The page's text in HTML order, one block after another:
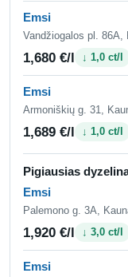
Emsi
Vandžiogalos pl. 86A,
1,680 €/l ↓ 1,0 ct/l
Emsi
Armoniškių g. 31,
1,689 €/l ↓ 1,0 ct/l
Pigiausias
Emsi
Palemono g. 3A,
1,920 €/l ↓ 3,0 ct/l
Emsi